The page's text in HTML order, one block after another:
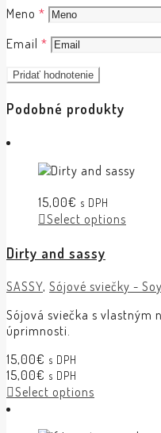
Meno *
Email *
Podobné produkty
15,00€ s DPH
Select options
Dirty and sassy
SASSY, Sójové sviečky -
Sójová sviečka s vlastným
úprimnosti.
15,00€ s DPH
15,00€ s DPH
Select options